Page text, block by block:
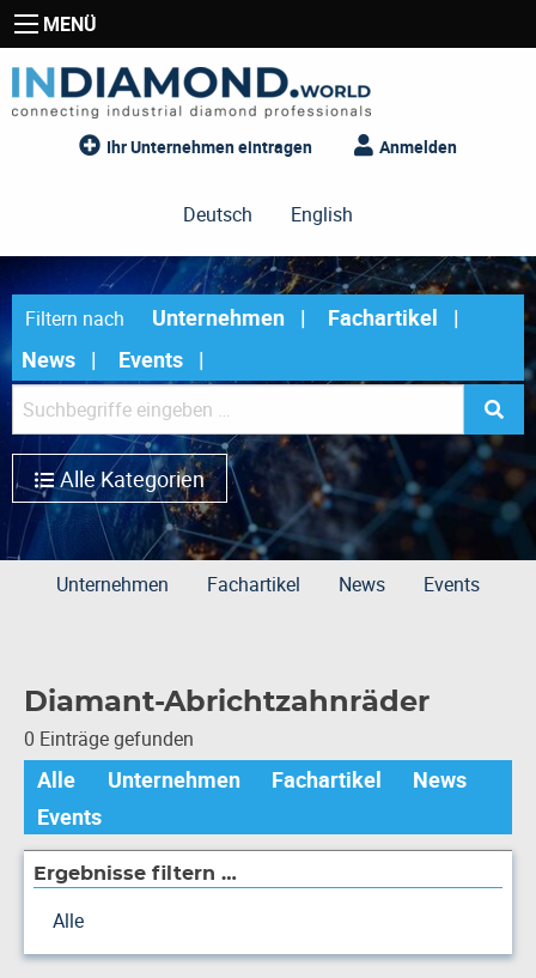
MENÜ
Ihr Unternehmen eintragen Anmelden
Deutsch English
Filtern nach Unternehmen
Fachartikel
News
Events
Alle Kategorien
Unternehmen Fachartikel News Events
Diamant-Abrichtzahnräder
0 Einträge gefunden
Alle Unternehmen Fachartikel
News
Events
Ergebnisse filtern …
Alle